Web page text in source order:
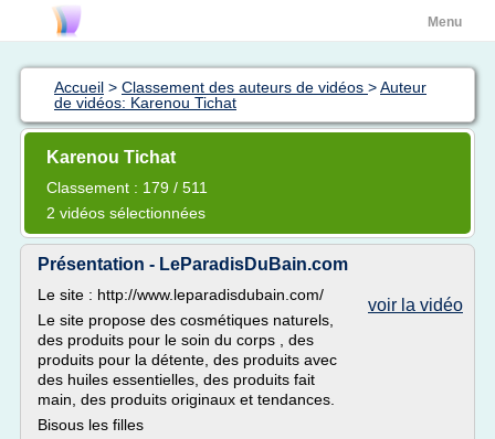
Menu
Accueil > Classement des auteurs de vidéos >Auteur
de vidéos: Karenou Tichat
Karenou Tichat
Classement : 179 / 511
2 vidéos sélectionnées
Présentation - LeParadisDuBain.com
voir la vidéo
Le site : http://www.leparadisdubain.com/
Le site propose des cosmétiques naturels,
des produits pour le soin du corps , des
produits pour la détente, des produits avec
des huiles essentielles, des produits fait
main, des produits originaux et tendances.
Bisous les filles